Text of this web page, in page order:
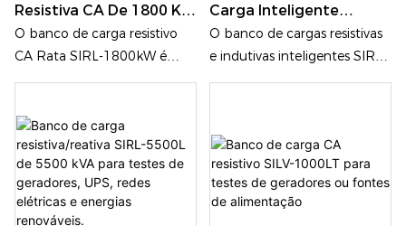
permite operação estável
em potência nominal
máxima, minimizando a
dissipação de calor e o ruído
tornando-o ideal para
instalações de teste internas
onde as soluções tradicionais
de refrigeração a ar são
impraticáveis.
permite operação estável
em potência nominal
máxima, minimizando a
dissipação de calor e o ruído
instalações de teste internas
onde as soluções tradicionais
de refrigeração a ar são
Resistiva CA De 1800 KW
Para Teste De
Geradores Ou UPS
O banco de carga resistivo
CA Rata SIRL-1800kW é
uma solução profissional
carga, integrando potência
ultra-alta de 1800kW,
controle preciso de
incrementos de 5kW,
dissipação de calor de nível
Carga Inteligente
Resistivo E Indutivo De
250kVA Para Teste De
O banco de cargas resistivas
e indutivas inteligentes SIRL-
250L de 250 kVA foi
abrangentes de geradores a
diesel, sistemas UPS,
equipamentos de
distribuição de energia e